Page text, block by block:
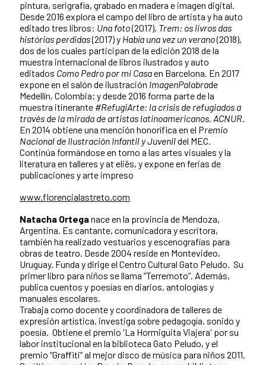
pintura, serigrafía, grabado en madera e imagen digital.
Desde 2016 explora el campo del libro de artista y ha auto
editado tres libros: Una foto(2017), Trem: os livros das
histórias perdidas(2017) y Había una vez un verano(2018),
dos de los cuales participan de la edición 2018 de la
muestra internacional de libros ilustrados y auto
editados Como Pedro por mi Casaen Barcelona. En 2017
expone en el salón de ilustración ImagenPalabrade
Medellín, Colombia; y desde 2016 forma parte de la
muestra itinerante #RefugiArte: la crisis de refugiados a
través de la mirada de artistas latinoamericanos, ACNUR.
En 2014 obtiene una mención honorífica en el Premio
Nacional de Ilustración Infantil y Juvenildel MEC.
Continúa formándose en torno a las artes visuales y la
literatura en talleres y at eliês, y expone en ferias de
publicaciones y arte impreso
www.florencialastreto.com
Natacha Orteganace en la provincia de Mendoza,
Argentina. Es cantante, comunicadora y escritora,
también ha realizado vestuarios y escenografías para
obras de teatro. Desde 2004 reside en Montevideo,
Uruguay. Funda y dirige el Centro Cultural Gato Peludo. Su
primer libro para niños se llama “Terremoto”. Además,
publica cuentos y poesías en diarios, antologías y
manuales escolares.
Trabaja como docente y coordinadora de talleres de
expresión artística, investiga sobre pedagogía, sonido y
poesía. Obtiene el premio 'La Hormiguita Viajera' por su
labor institucional en la biblioteca Gato Peludo, y el
premio “Graffiti” al mejor disco de música para niños 2011.